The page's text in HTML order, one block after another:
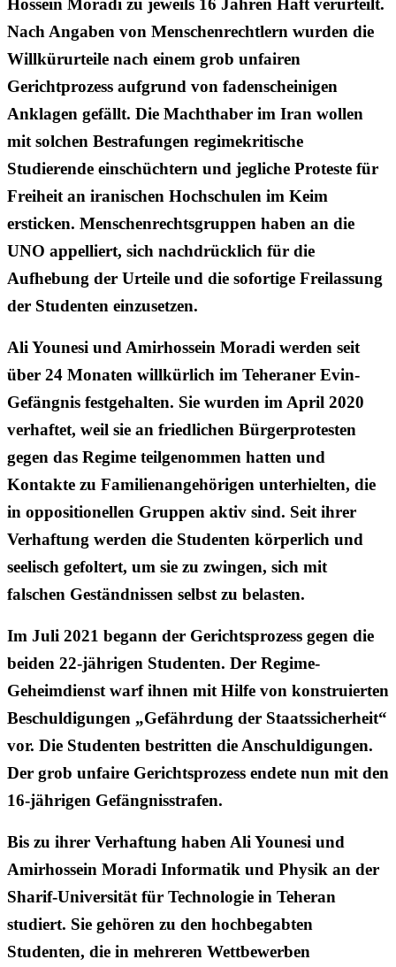
Nach Angaben von Menschenrechtlern wurden die
Willkürurteile nach einem grob unfairen
Gerichtprozess aufgrund von fadenscheinigen
Anklagen gefällt. Die Machthaber im Iran wollen
mit solchen Bestrafungen regimekritische
Studierende einschüchtern und jegliche Proteste für
Freiheit an iranischen Hochschulen im Keim
ersticken. Menschenrechtsgruppen haben an die
UNO appelliert, sich nachdrücklich für die
Aufhebung der Urteile und die sofortige Freilassung
der Studenten einzusetzen.
Ali Younesi und Amirhossein Moradi werden seit
über 24 Monaten willkürlich im Teheraner Evin-
Gefängnis festgehalten. Sie wurden im April 2020
verhaftet, weil sie an friedlichen Bürgerprotesten
gegen das Regime teilgenommen hatten und
Kontakte zu Familienangehörigen unterhielten, die
in oppositionellen Gruppen aktiv sind. Seit ihrer
Verhaftung werden die Studenten körperlich und
seelisch gefoltert, um sie zu zwingen, sich mit
falschen Geständnissen selbst zu belasten.
Im Juli 2021 begann der Gerichtsprozess gegen die
beiden 22-jährigen Studenten. Der Regime-
Geheimdienst warf ihnen mit Hilfe von konstruierten
Beschuldigungen „Gefährdung der Staatssicherheit“
vor. Die Studenten bestritten die Anschuldigungen.
Der grob unfaire Gerichtsprozess endete nun mit den
16-jährigen Gefängnisstrafen.
Bis zu ihrer Verhaftung haben Ali Younesi und
Amirhossein Moradi Informatik und Physik an der
Sharif-Universität für Technologie in Teheran
studiert. Sie gehören zu den hochbegabten
Studenten, die in mehreren Wettbewerben